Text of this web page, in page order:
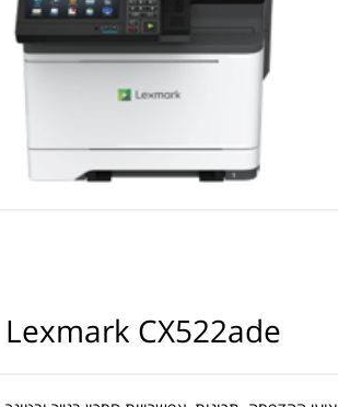
Lexmark CX522ade